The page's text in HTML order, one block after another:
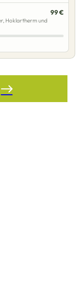
99 €
Hoklartherm und